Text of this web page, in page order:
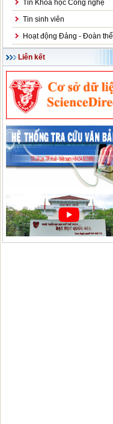
Tin Khoa học Công nghệ
Tin sinh viên
Hoạt động Đảng - Đoàn thể
Liên kết